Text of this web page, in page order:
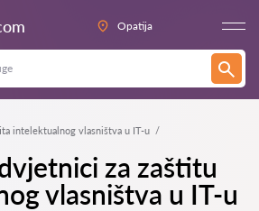
Opatija
intelektualnog vlasništva u IT-u
za zaštitu
vlasništva u IT-u